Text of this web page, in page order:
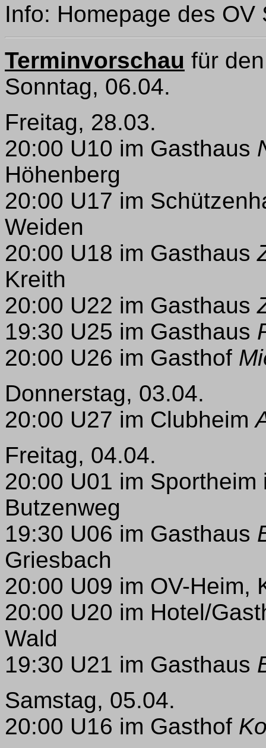
Info: Homepage des OV
Terminvorschau für
Sonntag, 06.04.
Freitag, 28.03.
20:00 U10 im Gasthaus
Höhenberg
20:00 U17 im
Weiden
20:00 U18 im Gasthaus
Kreith
20:00 U22 im Gasthaus
19:30 U25 im Gasthaus
20:00 U26 im Gasthof
Donnerstag, 03.04.
20:00 U27 im Clubheim
Freitag, 04.04.
20:00 U01 im
Butzenweg
19:30 U06 im Gasthaus
Griesbach
20:00 U09 im OV-Heim,
20:00 U20 im Hotel/
Wald
19:30 U21 im Gasthaus
Samstag, 05.04.
20:00 U16 im Gasthof